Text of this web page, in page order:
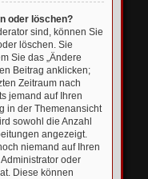
oder löschen?
sind, können Sie
löschen. Sie
Sie das „Ändere
Beitrag anklicken;
Zeitraum nach
jemand auf Ihren
in der Themenansicht
sowohl die Anzahl
angezeigt.
niemand auf Ihren
oder
Diese können